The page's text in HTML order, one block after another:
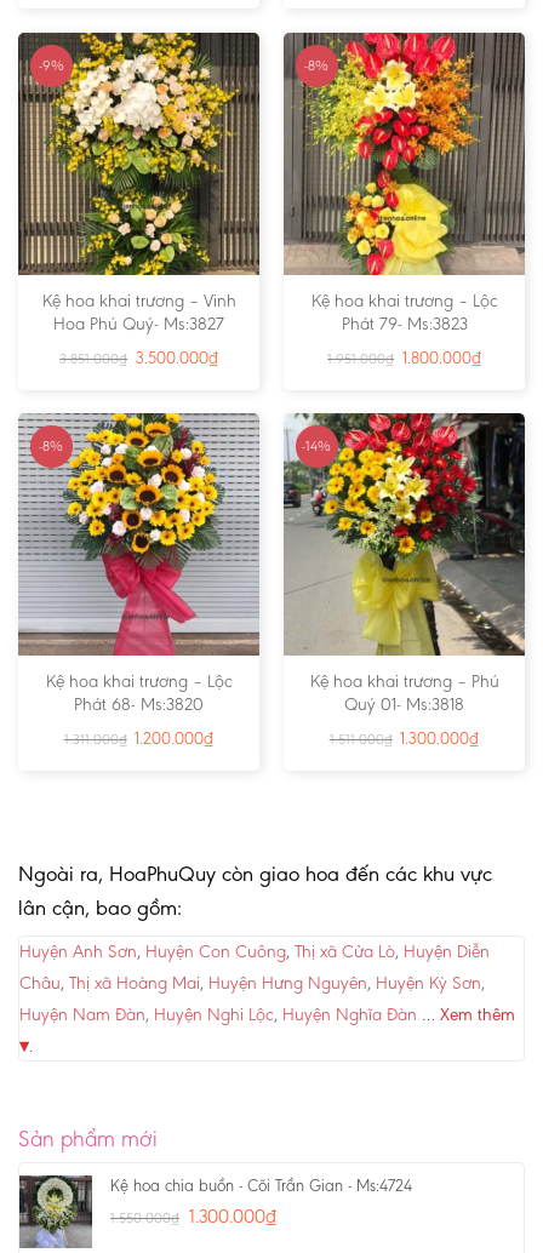
-9%
Kệ hoa khai trương – Vinh
Hoa Phú Quý- Ms:3827
3.851.000₫ 3.500.000₫
-8%
Kệ hoa khai trương – Lộc
Phát 79- Ms:3823
1.951.000₫ 1.800.000₫
-8%
Kệ hoa khai trương – Lộc
Phát 68- Ms:3820
1.311.000₫ 1.200.000₫
-14%
Kệ hoa khai trương – Phú
Quý 01- Ms:3818
1.511.000₫ 1.300.000₫
Ngoài ra, HoaPhuQuy còn giao hoa đến các khu vực
lân cận, bao gồm:
Huyện Anh Sơn, Huyện Con Cuông, Thị xã Cửa Lò, Huyện Diễn
Châu, Thị xã Hoàng Mai, Huyện Hưng Nguyên, Huyện Kỳ Sơn,
Huyện Nam Đàn, Huyện Nghi Lộc, Huyện Nghĩa Đàn … Xem thêm
▾.
Sản phẩm mới
Kệ hoa chia buồn - Cõi Trần Gian - Ms:4724
1.550.000₫ 1.300.000₫